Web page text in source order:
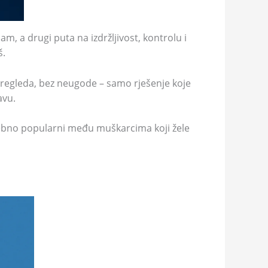
a drugi puta na izdržljivost, kontrolu i
bez neugode – samo rješenje koje
popularni među muškarcima koji žele